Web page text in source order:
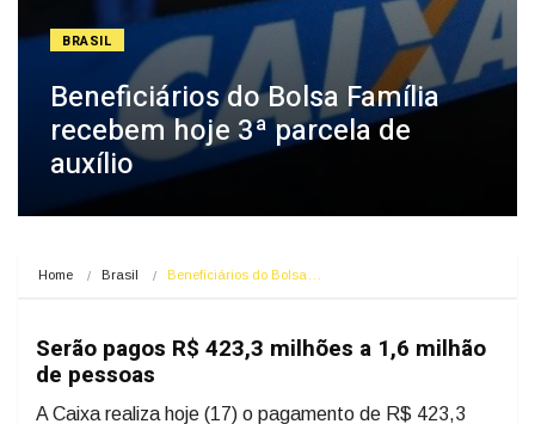
BRASIL
Beneficiários do Bolsa Família
recebem hoje 3ª parcela de
auxílio
Home Brasil Beneficiários do Bolsa…
Serão pagos R$ 423,3 milhões a 1,6 milhão
de pessoas
A Caixa realiza hoje (17) o pagamento de R$ 423,3